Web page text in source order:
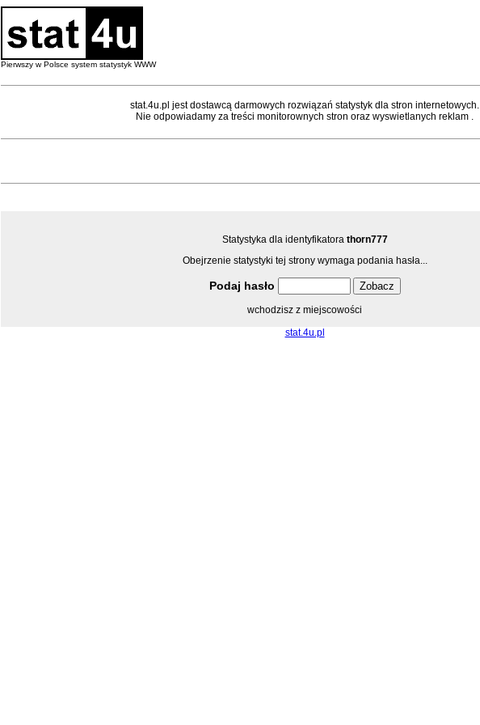
Pierwszy w Polsce system statystyk WWW
stat.4u.pl jest dostawcą darmowych rozwiązań statystyk dla stron internetowych.
Nie odpowiadamy za treści monitorownych stron oraz wyswietlanych reklam .
Statystyka dla identyfikatora thorn777
Obejrzenie statystyki tej strony wymaga podania hasła...
Podaj hasło
wchodzisz z miejscowości
stat.4u.pl